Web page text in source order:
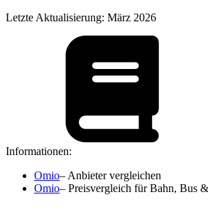
Letzte Aktualisierung: März 2026
Informationen:
Omio– Anbieter vergleichen
Omio– Preisvergleich für Bahn, Bus